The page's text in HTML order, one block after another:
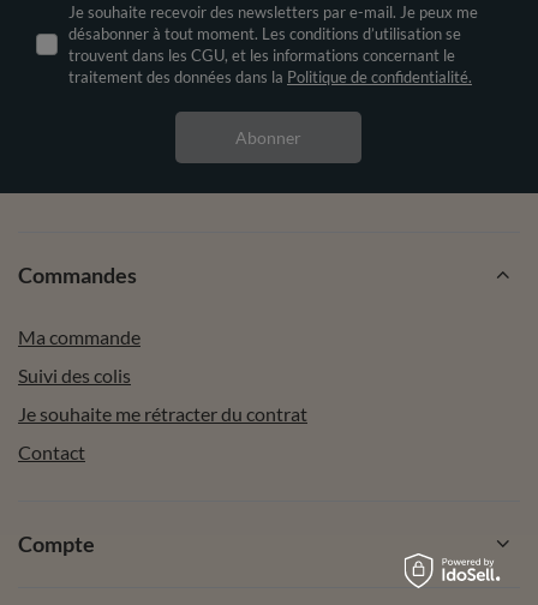
Je souhaite recevoir des newsletters par e-mail. Je peux me
désabonner à tout moment. Les conditions d’utilisation se
trouvent dans les CGU, et les informations concernant le
traitement des données dans la Politique de confidentialité.
Abonner
Commandes
Ma commande
Suivi des colis
Je souhaite me rétracter du contrat
Contact
Compte